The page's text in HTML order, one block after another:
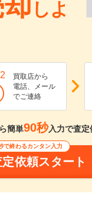
しよ
2
買取店から
電話、メール
でご連絡
簡単90秒入力で査定
で終わるカンタン入力
依頼スタート